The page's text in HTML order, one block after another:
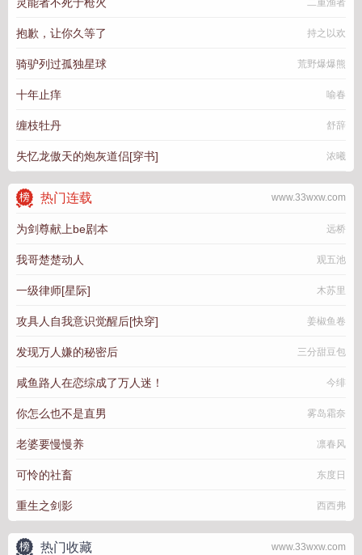
二重渔者
抱歉，让你久等了 持之以欢
骑驴列过孤独星球 荒野爆爆熊
十年止痒 喻春
缠枝牡丹 舒辞
失忆龙傲天的炮灰道侣[穿书] 浓曦
www.33wxw.com
热门连载
为剑尊献上be剧本 远桥
我哥楚楚动人 观五池
一级律师[星际] 木苏里
攻具人自我意识觉醒后[快穿] 姜椒鱼卷
发现万人嫌的秘密后 三分甜豆包
咸鱼路人在恋综成了万人迷！ 今绯
你怎么也不是直男 雾岛霜奈
老婆要慢慢养 凛春风
可怜的社畜 东度日
重生之剑影 西西弗
www.33wxw.com
热门收藏